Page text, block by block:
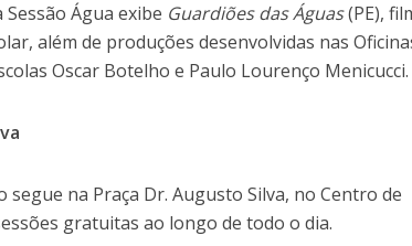
Água exibe Guardiões das Águas(PE),
além de produções desenvolvidas nas
Oscar Botelho e Paulo Lourenço Menicucci.
na Praça Dr. Augusto Silva, no Centro de
gratuitas ao longo de todo o dia.